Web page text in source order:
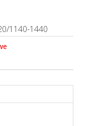
1140-1440